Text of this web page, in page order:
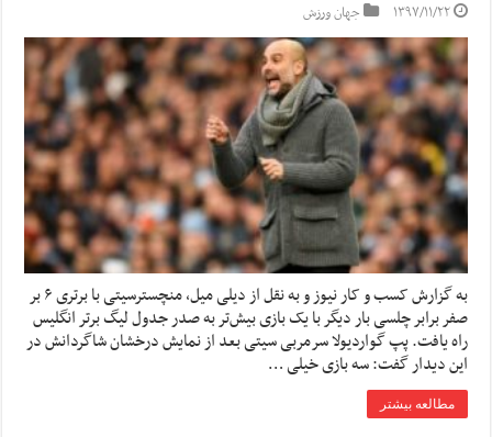
۱۳۹۷/۱۱/۲۲ جهان ورزش
به گزارش کسب و کار نیوز و به نقل از دیلی میل، منچسترسیتی با برتری ۶ بر
صفر برابر چلسی بار دیگر با یک بازی بیش‌تر به صدر جدول لیگ برتر انگلیس
راه یافت. پپ گواردیولا سرمربی سیتی بعد از نمایش درخشان شاگردانش در
این دیدار گفت: سه بازی خیلی …
مطالعه بیشتر